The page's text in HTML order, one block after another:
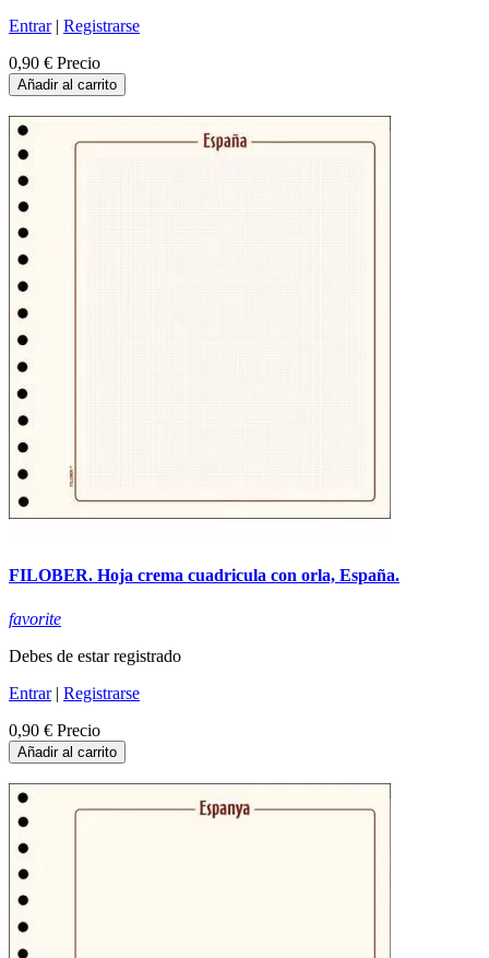
Entrar| Registrarse
0,90 € Precio
Añadir al carrito
FILOBER. Hoja crema cuadricula con orla, España.
favorite
Debes de estar registrado
Entrar| Registrarse
0,90 € Precio
Añadir al carrito